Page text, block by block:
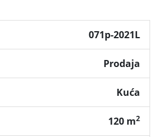
071p-2021L
Prodaja
Kuća
120 m2